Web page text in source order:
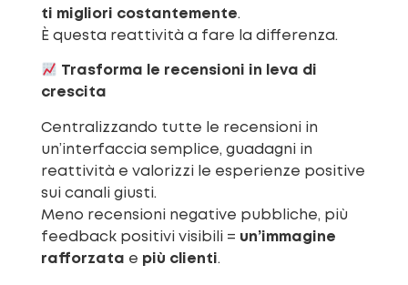
ti migliori costantemente.
È questa reattività a fare la differenza.
Trasforma le recensioni in leva di
crescita
Centralizzando tutte le recensioni in
un’interfaccia semplice, guadagni in
reattività e valorizzi le esperienze positive
sui canali giusti.
Meno recensioni negative pubbliche, più
feedback positivi visibili = un’immagine
rafforzata e più clienti.